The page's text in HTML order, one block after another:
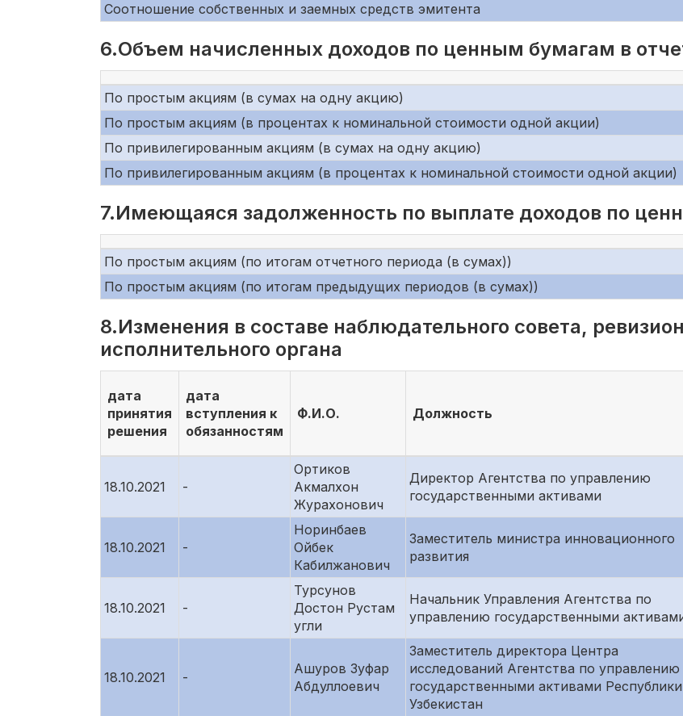
Соотношение собственных и заемных средств эмитента
6.Объем начисленных доходов по ценным бумагам в
По простым акциям (в сумах на одну акцию)
По простым акциям (в процентах к номинальной стоимости одной акции)
По привилегированным акциям (в сумах на одну акцию)
По привилегированным акциям (в процентах к номинальной стоимости одной акции)
7.Имеющаяся задолженность по выплате доходов по
По простым акциям (по итогам отчетного периода (в сумах))
По простым акциям (по итогам предыдущих периодов (в сумах))
8.Изменения в составе наблюдательного совета,
исполнительного органа
дата
принятия
решения
дата
вступления к
обязанностям
Ф.И.О. Должность
18.10.2021 -
Ортиков
Акмалхон
Журахонович
Директор Агентства по управлению
государственными активами
18.10.2021 -
Норинбаев
Ойбек
Кабилжанович
Заместитель министра инновационного
развития
18.10.2021 -
Турсунов
Достон Рустам
угли
Начальник Управления Агентства по
управлению государственными
18.10.2021 -
Ашуров Зуфар
Абдуллоевич
Заместитель директора Центра
исследований Агентства по управлению
государственными активами Республики
Узбекистан